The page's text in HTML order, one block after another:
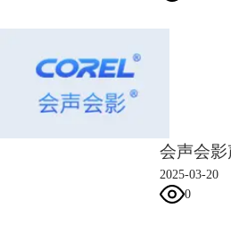
2025-03-20
0